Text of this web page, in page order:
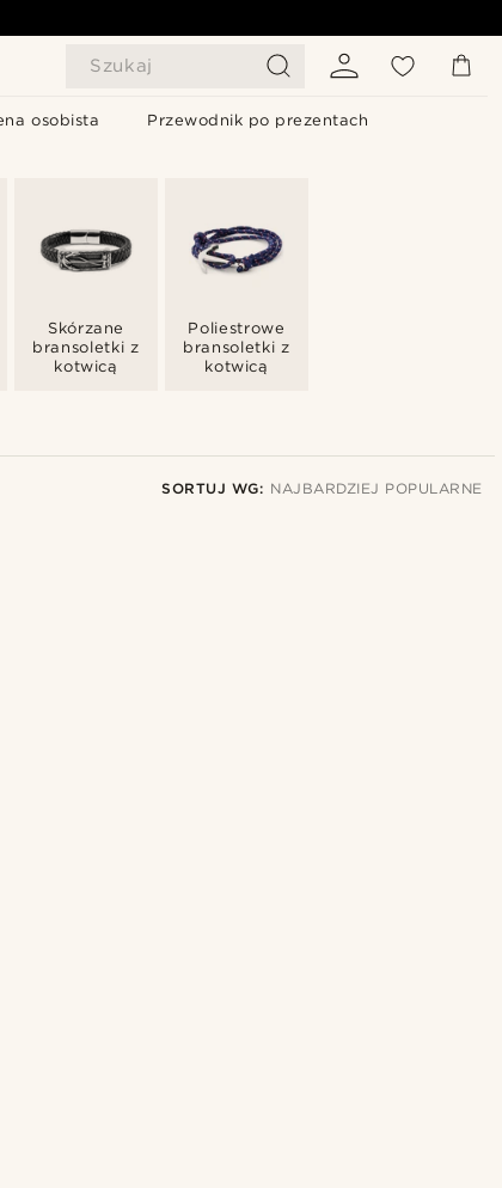
Szukaj
osobista Przewodnik po prezentach
Skórzane
bransoletki z
kotwicą
Poliestrowe
bransoletki z
kotwicą
SORTUJ WG: NAJBARDZIEJ POPULARNE